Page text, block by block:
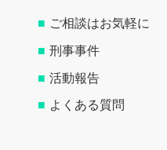
ご相談はお気軽に
刑事事件
活動報告
よくある質問